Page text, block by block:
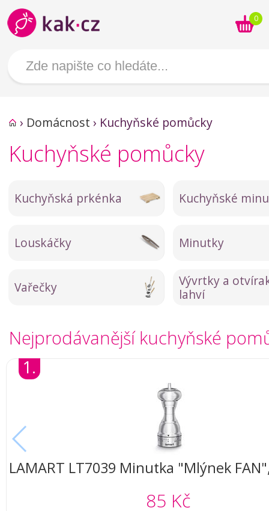
0
› Domácnost › Kuchyňské pomůcky
Kuchyňské pomůcky
Kuchyňská prkénka Kuchyňské
Louskáčky Minutky
Vařečky
Vývrtky a
lahví
Nejprodávanější kuchyňské
1.
LAMART LT7039 Minutka "Mlýnek
85 Kč